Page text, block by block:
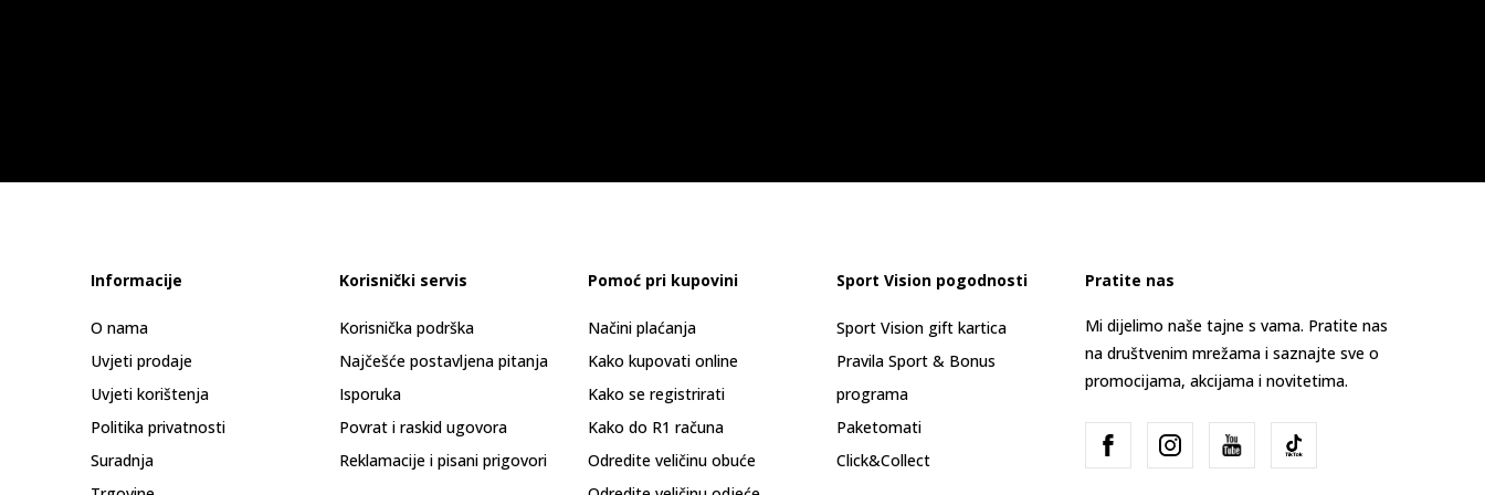
Informacije
O nama
Uvjeti prodaje
Uvjeti korištenja
Politika privatnosti
Suradnja
Korisnički servis
Korisnička podrška
Najčešće postavljena pitanja
Isporuka
Povrat i raskid ugovora
Reklamacije i pisani prigovori
Pomoć pri kupovini
Načini plaćanja
Kako kupovati online
Kako se registrirati
Kako do R1 računa
Odredite veličinu obuće
Sport Vision pogodnosti
Sport Vision gift kartica
Pravila Sport & Bonus
programa
Paketomati
Click&Collect
Pratite nas
Mi dijelimo naše tajne s vama. Pratite nas
na društvenim mrežama i saznajte sve o
promocijama, akcijama i novitetima.